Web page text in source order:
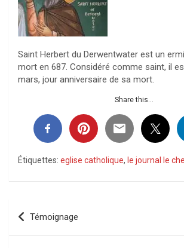
Saint Herbert du Derwentwater est un
mort en 687. Considéré comme saint, il
mars, jour anniversaire de sa mort.
Share this...
Étiquettes: eglise catholique, le journal le
Navigation
de
Témoignage